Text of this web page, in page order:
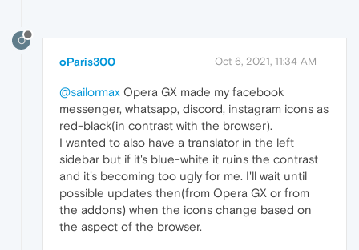
O
oParis300 Oct 6, 2021, 11:34 AM
@sailormax Opera GX made my facebook
messenger, whatsapp, discord, instagram icons as
red-black(in contrast with the browser).
I wanted to also have a translator in the left
sidebar but if it's blue-white it ruins the contrast
and it's becoming too ugly for me. I'll wait until
possible updates then(from Opera GX or from
the addons) when the icons change based on
the aspect of the browser.